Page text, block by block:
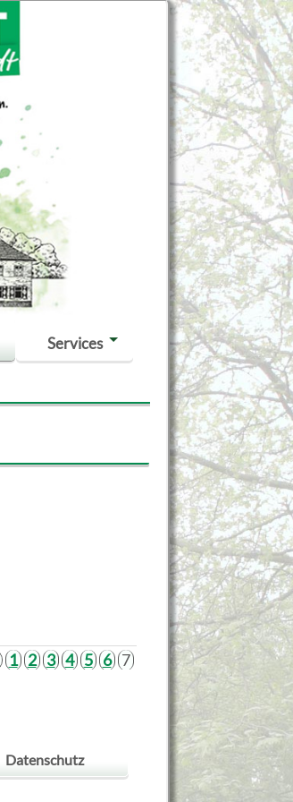
Services
1 2 3 4 5 6 7
Datenschutz